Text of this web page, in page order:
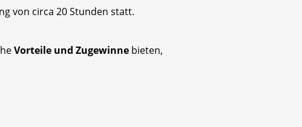
von circa 20 Stunden statt.
Vorteile und Zugewinne bieten,